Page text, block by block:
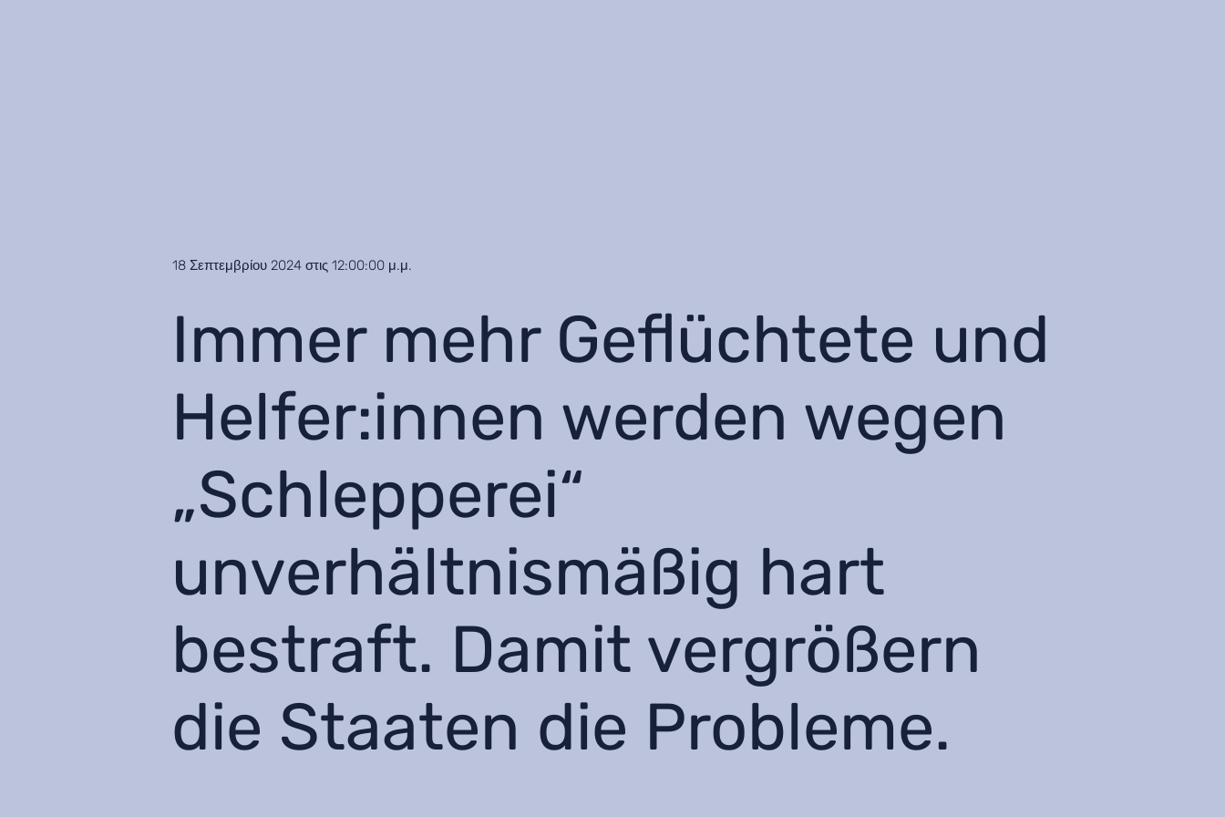
18 Σεπτεμβρίου 2024 στις 12:00:00 μ.μ.
Immer mehr Geflüchtete und
Hel­fe­r:in­nen werden wegen
„Schlepperei“
unverhältnismäßig hart
bestraft. Damit vergrößern
die Staaten die Probleme.